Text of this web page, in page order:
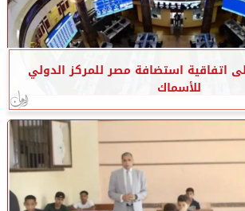
اتفاقية استضافة مصر للمركز الدولي
للأسماك